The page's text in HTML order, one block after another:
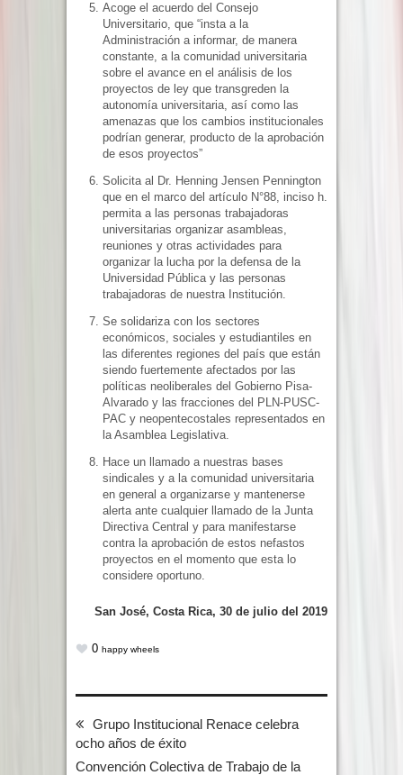
Acoge el acuerdo del Consejo
Universitario, que “insta a la
Administración a informar, de manera
constante, a la comunidad universitaria
sobre el avance en el análisis de los
proyectos de ley que transgreden la
autonomía universitaria, así como las
amenazas que los cambios institucionales
podrían generar, producto de la aprobación
de esos proyectos”
Solicita al Dr. Henning Jensen Pennington
que en el marco del artículo N°88, inciso h.
permita a las personas trabajadoras
universitarias organizar asambleas,
reuniones y otras actividades para
organizar la lucha por la defensa de la
Universidad Pública y las personas
trabajadoras de nuestra Institución.
Se solidariza con los sectores
económicos, sociales y estudiantiles en
las diferentes regiones del país que están
siendo fuertemente afectados por las
políticas neoliberales del Gobierno Pisa-
Alvarado y las fracciones del PLN-PUSC-
PAC y neopentecostales representados en
la Asamblea Legislativa.
Hace un llamado a nuestras bases
sindicales y a la comunidad universitaria
en general a organizarse y mantenerse
alerta ante cualquier llamado de la Junta
Directiva Central y para manifestarse
contra la aprobación de estos nefastos
proyectos en el momento que esta lo
considere oportuno.
San José, Costa Rica, 30 de julio del 2019
0 happy wheels
Grupo Institucional Renace celebra
ocho años de éxito
Convención Colectiva de Trabajo de la